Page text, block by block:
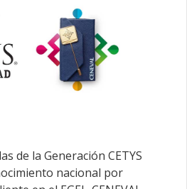
de la Generación CETYS
nacional por